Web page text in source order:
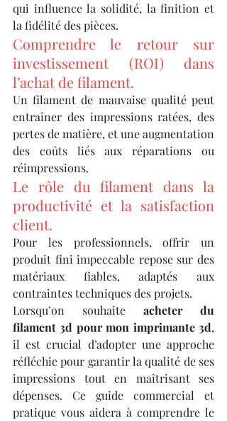
qui influence la solidité, la finition et
la fidélité des pièces.
Comprendre le retour sur
investissement (ROI) dans
l’achat de filament.
Un filament de mauvaise qualité peut
entraîner des impressions ratées, des
pertes de matière, et une augmentation
des coûts liés aux réparations ou
réimpressions.
Le rôle du filament dans la
productivité et la satisfaction
client.
Pour les professionnels, offrir un
produit fini impeccable repose sur des
matériaux fiables, adaptés aux
contraintes techniques des projets.
Lorsqu’on souhaite acheter du
filament 3d pour mon imprimante 3d,
il est crucial d’adopter une approche
réfléchie pour garantir la qualité de ses
impressions tout en maîtrisant ses
dépenses. Ce guide commercial et
pratique vous aidera à comprendre le